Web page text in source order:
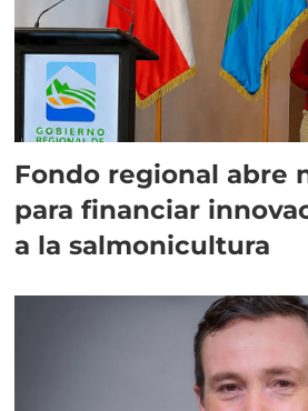
Fondo regional abre
para financiar
a la salmonicultura